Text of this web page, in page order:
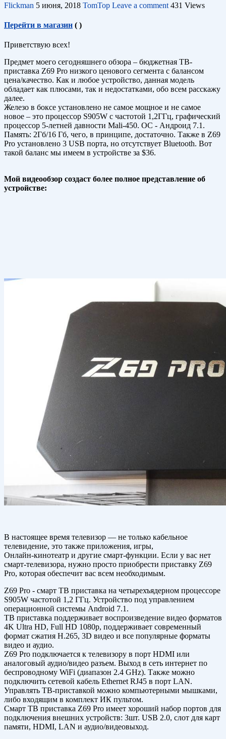
Flickman 5 июня, 2018 TomTop Leave a comment 431 Views
Перейти в магазин ( )
Приветствую всех!
Предмет моего сегодняшнего обзора – бюджетная ТВ-
приставка Z69 Pro низкого ценового сегмента с балансом
цена/качество. Как и любое устройство, данная модель
обладает как плюсами, так и недостатками, обо всем расскажу
далее.
Железо в боксе установлено не самое мощное и не самое
новое – это процессор S905W с частотой 1,2ГГц, графический
процессор 5-летней давности Mali-450. ОС - Андроид 7.1.
Память: 2Гб/16 Гб, чего, в принципе, достаточно. Также в Z69
Pro установлено 3 USB порта, но отсутствует Bluetooth. Вот
такой баланс мы имеем в устройстве за $36.
Мой видеообзор создаст более полное представление об
устройстве:
В настоящее время телевизор — не только кабельное
телевидение, это также приложения, игры,
Онлайн-кинотеатр и другие смарт-функции. Если у вас нет
смарт-телевизора, нужно просто приобрести приставку Z69
Pro, которая обеспечит вас всем необходимым.
Z69 Pro - смарт ТВ приставка на четырехъядерном процессоре
S905W частотой 1,2 ГГц. Устройство под управлением
операционной системы Android 7.1.
ТВ приставка поддерживает воспроизведение видео форматов
4K Ultra HD, Full HD 1080p, поддерживает современный
формат сжатия H.265, 3D видео и все популярные форматы
видео и аудио.
Z69 Pro подключается к телевизору в порт HDMI или
аналоговый аудио/видео разъем. Выход в сеть интернет по
беспроводному WiFi (диапазон 2.4 GHz). Также можно
подключить сетевой кабель Ethernet RJ45 в порт LAN.
Управлять ТВ-приставкой можно компьютерными мышками,
либо входящим в комплект ИК пультом.
Смарт ТВ приставка Z69 Pro имеет хороший набор портов для
подключения внешних устройств: 3шт. USB 2.0, слот для карт
памяти, HDMI, LAN и аудио/видеовыход.